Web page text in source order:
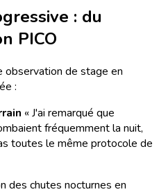
: du
PICO
observation de stage en
:
« J'ai remarqué que
fréquemment la nuit,
toutes le même protocole de
des chutes nocturnes en